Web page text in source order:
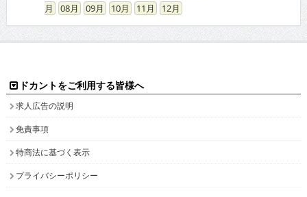
08
09 10 11 12
ドカントをご利用する皆様へ
求人広告の説明
免責事項
特商法に基づく表示
プライバシーポリシー